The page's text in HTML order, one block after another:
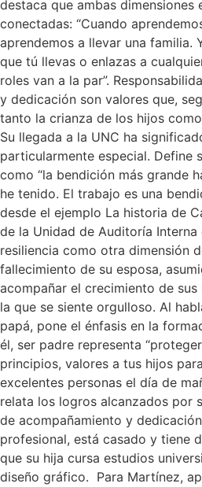
destaca que ambas dimensiones
conectadas: “Cuando
aprendemos a llevar una familia.
que tú llevas o enlazas a
roles van a la par”.
y dedicación son valores que,
tanto la crianza de los hijos
Su llegada a la UNC ha
particularmente especial. Define
como “la bendición más grande
he tenido. El trabajo es una
desde el ejemplo La historia de
de la Unidad de Auditoría
resiliencia como otra dimensión
fallecimiento de su esposa,
acompañar el crecimiento de
la que se siente orgulloso. Al
papá, pone el énfasis en la
él, ser padre representa
principios, valores a tus hijos
excelentes personas el día de
relata los logros alcanzados por
de acompañamiento y
profesional, está casado y tiene
que su hija cursa estudios
diseño gráfico. Para Martínez,